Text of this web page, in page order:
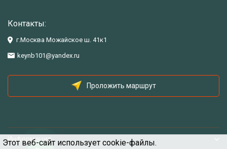
Этот веб-сайт использует cookie-файлы.
Контакты:
г.Москва Можайское ш. 41к1
keynb101@yandex.ru
Проложить маршрут
Информация